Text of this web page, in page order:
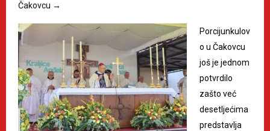
Čakovcu →
Porcijunkulov
o u Čakovcu
još je jednom
potvrdilo
zašto već
desetljećima
predstavlja